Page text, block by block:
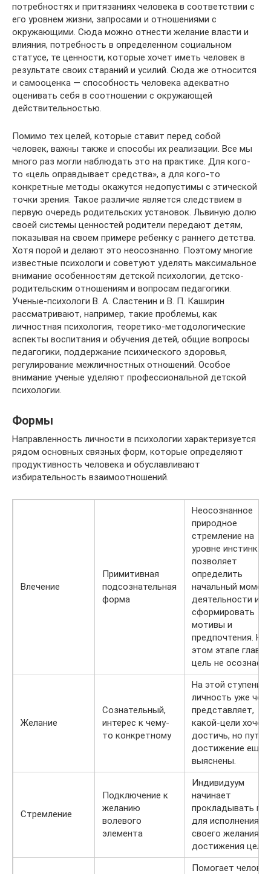
потребностях и притязаниях человека в соответствии с
его уровнем жизни, запросами и отношениями с
окружающими. Сюда можно отнести желание власти и
влияния, потребность в определенном социальном
статусе, те ценности, которые хочет иметь человек в
результате своих стараний и усилий. Сюда же относится
и самооценка — способность человека адекватно
оценивать себя в соотношении с окружающей
действительностью.
Помимо тех целей, которые ставит перед собой
человек, важны также и способы их реализации. Все мы
много раз могли наблюдать это на практике. Для кого-
то «цель оправдывает средства», а для кого-то
конкретные методы окажутся недопустимы с этической
точки зрения. Такое различие является следствием в
первую очередь родительских установок. Львиную долю
своей системы ценностей родители передают детям,
показывая на своем примере ребенку с раннего детства.
Хотя порой и делают это неосознанно. Поэтому многие
известные психологи и советуют уделять максимальное
внимание особенностям детской психологии, детско-
родительским отношениям и вопросам педагогики.
Ученые-психологи В. А. Сластенин и В. П. Каширин
рассматривают, например, такие проблемы, как
личностная психология, теоретико-методологические
аспекты воспитания и обучения детей, общие вопросы
педагогики, поддержание психического здоровья,
регулирование межличностных отношений. Особое
внимание ученые уделяют профессиональной детской
психологии.
Формы
Направленность личности в психологии характеризуется
рядом основных связных форм, которые определяют
продуктивность человека и обуславливают
избирательность взаимоотношений.
Влечение
Примитивная
подсознательная
форма
Неосознанное
природное
стремление на
уровне
позволяет
определить
начальный
деятельности и
сформировать
мотивы и
предпочтения. На
этом этапе
цель не
Желание
Сознательный,
интерес к чему-
то конкретному
На этой ступени
личность уже
представляет,
какой-цели хочет
достичь, но пути
достижение еще
выяснены.
Стремление
Подключение к
желанию
волевого
элемента
Индивидуум
начинает
прокладывать
для исполнения
своего желания,
достижения цели.
Помогает